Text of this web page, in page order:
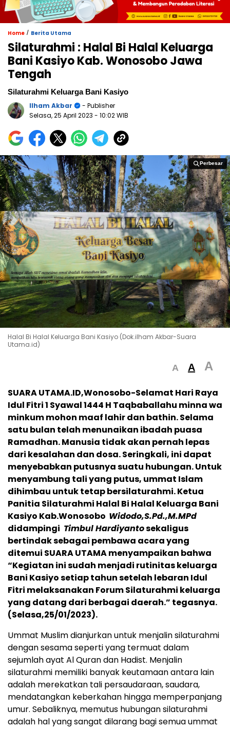
Home / Berita Utama
Silaturahmi : Halal Bi Halal Keluarga
Bani Kasiyo Kab. Wonosobo Jawa
Tengah
Silaturahmi Keluarga Bani Kasiyo
Ilham Akbar
- Publisher
Selasa, 25 April 2023 - 10:02 WIB
Perbesar
Perbesar
Halal Bi Halal Keluarga Bani Kasiyo (Dok.ilham Akbar-Suara
Utama.id)
A A A
SUARA UTAMA.ID,Wonosobo-Selamat Hari Raya
Idul Fitri 1 Syawal 1444 H Taqbaballahu minna wa
minkum mohon maaf lahir dan bathin. Selama
satu bulan telah menunaikan ibadah puasa
Ramadhan. Manusia tidak akan pernah lepas
dari kesalahan dan dosa. Seringkali, ini dapat
menyebabkan putusnya suatu hubungan. Untuk
menyambung tali yang putus, ummat Islam
dihimbau untuk tetap bersilaturahmi. Ketua
Panitia Silaturahmi Halal Bi Halal Keluarga Bani
Kasiyo Kab.Wonosobo Widodo,S.Pd.,M.MPd
didampingi Timbul Hardiyantosekaligus
bertindak sebagai pembawa acara yang
ditemui SUARA UTAMA menyampaikan bahwa
“Kegiatan ini sudah menjadi rutinitas keluarga
Bani Kasiyo setiap tahun setelah lebaran Idul
Fitri melaksanakan Forum Silaturahmi keluarga
yang datang dari berbagai daerah.” tegasnya.
(Selasa,25/01/2023).
Ummat Muslim dianjurkan untuk menjalin silaturahmi
dengan sesama seperti yang termuat dalam
sejumlah ayat Al Quran dan Hadist. Menjalin
silaturahmi memiliki banyak keutamaan antara lain
adalah merekatkan tali persaudaraan, saudara,
mendatangkan keberkahan hingga memperpanjang
umur. Sebaliknya, memutus hubungan silaturahmi
adalah hal yang sangat dilarang bagi semua ummat